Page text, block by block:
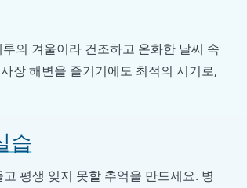
의 겨울이라 건조하고 온화한 날씨 속
장 해변을 즐기기에도 최적의 시기로,
습
평생 잊지 못할 추억을 만드세요. 병